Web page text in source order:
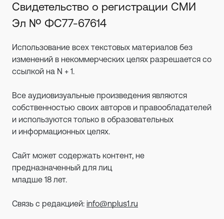
Свидетельство о регистрации СМИ
Эл № ФС77-67614
Использование всех текстовых материалов без
изменений в некоммерческих целях разрешается со
ссылкой на N + 1.
Все аудиовизуальные произведения являются
собственностью своих авторов и правообладателей
и используются только в образовательных
и информационных целях.
Сайт может содержать контент, не
предназначенный для лиц
младше 18 лет.
Связь с редакцией: info@nplus1.ru